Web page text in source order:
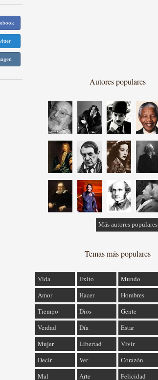
Autores populares
Más autores populares
Temas más populares
Vida Éxito Mundo
Amor
Hacer Hombres
Tiempo
Dios Gente
Verdad
Día Estar
Mujer
Libertad Vivir
Decir
Ver Corazón
Mal
Arte Felicidad